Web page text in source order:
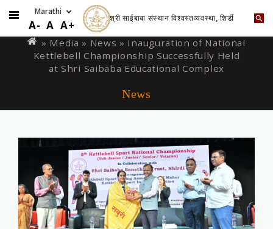
to
A- A A+ श्री साईबाबा संस्थान विश्वस्तव्यवस्था, शिर्डी
are
» Media » News » Inauguration of National
Kettlebell Championship Successfully Held
at Shri Saibaba Educational Complex
News